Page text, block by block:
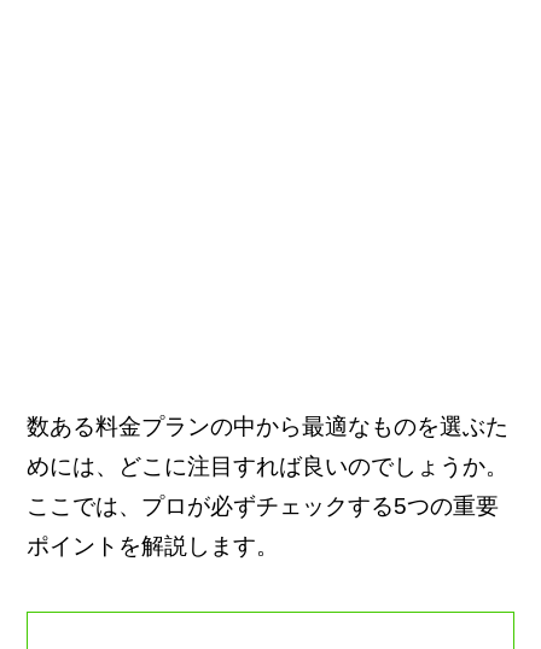
数ある料金プランの中から最適なものを選ぶた
めには、どこに注目すれば良いのでしょうか。
ここでは、プロが必ずチェックする5つの重要
ポイントを解説します。